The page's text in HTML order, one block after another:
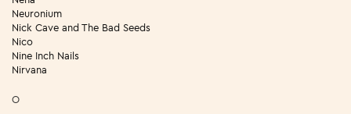
Neuronium
Nick Cave and The Bad Seeds
Nico
Nine Inch Nails
Nirvana
O